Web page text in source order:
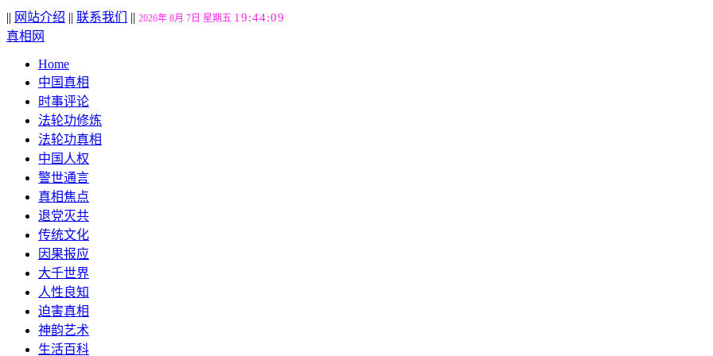
|| 网站介绍 || 联系我们 || 2026年 8月 7日 星期五 19:44:10
真相网
Home
中国真相
时事评论
法轮功修炼
法轮功真相
中国人权
警世通言
真相焦点
退党灭共
传统文化
因果报应
大千世界
人性良知
迫害真相
神韵艺术
生活百科